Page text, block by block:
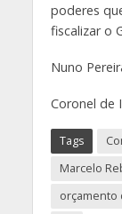
poderes
fiscalizar o
Nuno
Coronel de
Tags
Marcelo
orçamento